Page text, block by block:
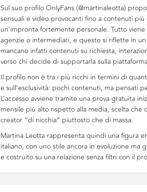
Sul suo profilo OnlyFans (@martinaleotta)
sensuali e video provocanti fino a contenuti
un’impronta fortemente personale. Tutto
agenzie o intermediari, e questo si riflette in
mancano infatti contenuti su richiesta,
verso chi decide di supportarla sulla
Il profilo non è tra i più ricchi in termini di
e sull’esclusività: pochi contenuti, ma pensati
L’accesso avviene tramite una prova gratuita
mensile più alto rispetto alla media, scelta che
creator “di nicchia” piuttosto che di massa.
Martina Leotta rappresenta quindi una figura
italiano, con uno stile ancora in evoluzione
e costruito su una relazione senza filtri con il